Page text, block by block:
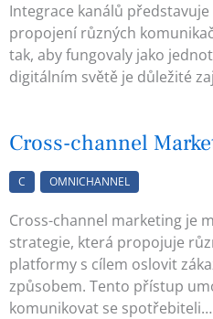
Integrace kanálů
propojení různých
tak, aby fungovaly jako
digitálním světě je důležité
Cross-channel
C OMNICHANNEL
Cross-channel marketing je
strategie, která propojuje
platformy s cílem oslovit
způsobem. Tento přístup
komunikovat se spotřebiteli…